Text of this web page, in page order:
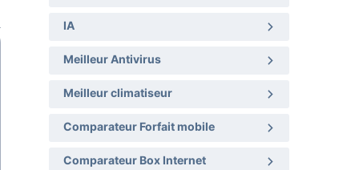
IA
Meilleur Antivirus
Meilleur climatiseur
Comparateur Forfait mobile
Comparateur Box Internet